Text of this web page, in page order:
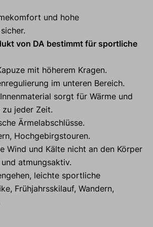
und hohe
von DA bestimmt für sportliche
mit höherem Kragen.
im unteren Bereich.
sorgt für Wärme und
jeder Zeit.
Ärmelabschlüsse.
Hochgebirgstouren.
Wind und Kälte nicht an den Körper
atmungsaktiv.
leichte sportliche
Frühjahrsskilauf, Wandern,